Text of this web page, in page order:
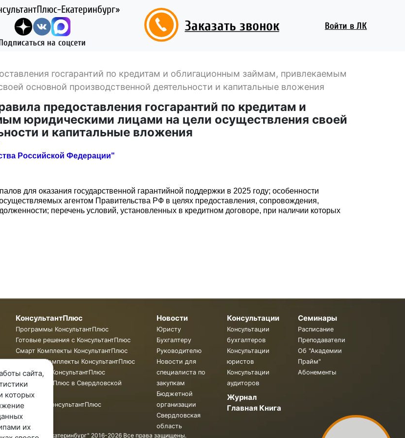
Екатеринбург»
на соцсети
Заказать звонок Войти в ЛК
госгарантий по кредитам и облигационным займам, привлекаемым
основной производственной деятельности и капитальные вложения
предоставления госгарантий по кредитам и
юридическими лицами на цели осуществления своей
и капитальные вложения
Российской Федерации"
для оказания государственной гарантийной поддержки в 2025 году; особенности
агентом Правительства РФ в целях предоставления, сопровождения,
перечень условий, установленных в кредитном договоре, при наличии которых
КонсультантПлюс
Программы КонсультантПлюс
Готовые решения с КонсультантПлюс
Смарт Комплекты КонсультантПлюс
Жесткие Комплекты КонсультантПлюс
Бюллетень КонсультантПлюс
КонсультантПлюс в Свердловской
области
Обучение КонсультантПлюс
Новости
Юристу
Бухгалтеру
Руководителю
Новости для
специалиста по
закупкам
Бюджетной
организации
Свердловская
область
Консультации
Консультации
бухгалтеров
Консультации
юристов
Консультации
аудиторов
Журнал
Главная Книга
Семинары
Расписание
Преподаватели
Об "Академии
Прайм"
Абонементы
- Екатеринбург" 2016-2026 Все права защищены.
сайта,
которых
их